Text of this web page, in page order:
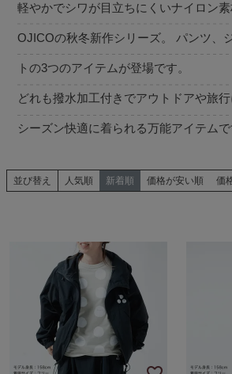
軽やかでシワが目立ちにくいナイロン素
OJICOの秋冬新作シリーズ。 パンツ、
トの3つのアイテムが登場です。
どれも撥水加工付きでアウトドアや旅
シーズン快適に着られる万能アイテムで
並び替え 人気順 新着順 価格が安い順 価